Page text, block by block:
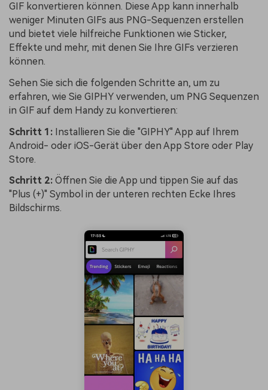
GIF konvertieren können. Diese App kann innerhalb
weniger Minuten GIFs aus PNG-Sequenzen erstellen
und bietet viele hilfreiche Funktionen wie Sticker,
Effekte und mehr, mit denen Sie Ihre GIFs verzieren
können.
Sehen Sie sich die folgenden Schritte an, um zu
erfahren, wie Sie GIPHY verwenden, um PNG Sequenzen
in GIF auf dem Handy zu konvertieren:
Schritt 1: Installieren Sie die "GIPHY" App auf Ihrem
Android- oder iOS-Gerät über den App Store oder Play
Store.
Schritt 2: Öffnen Sie die App und tippen Sie auf das
"Plus (+)" Symbol in der unteren rechten Ecke Ihres
Bildschirms.